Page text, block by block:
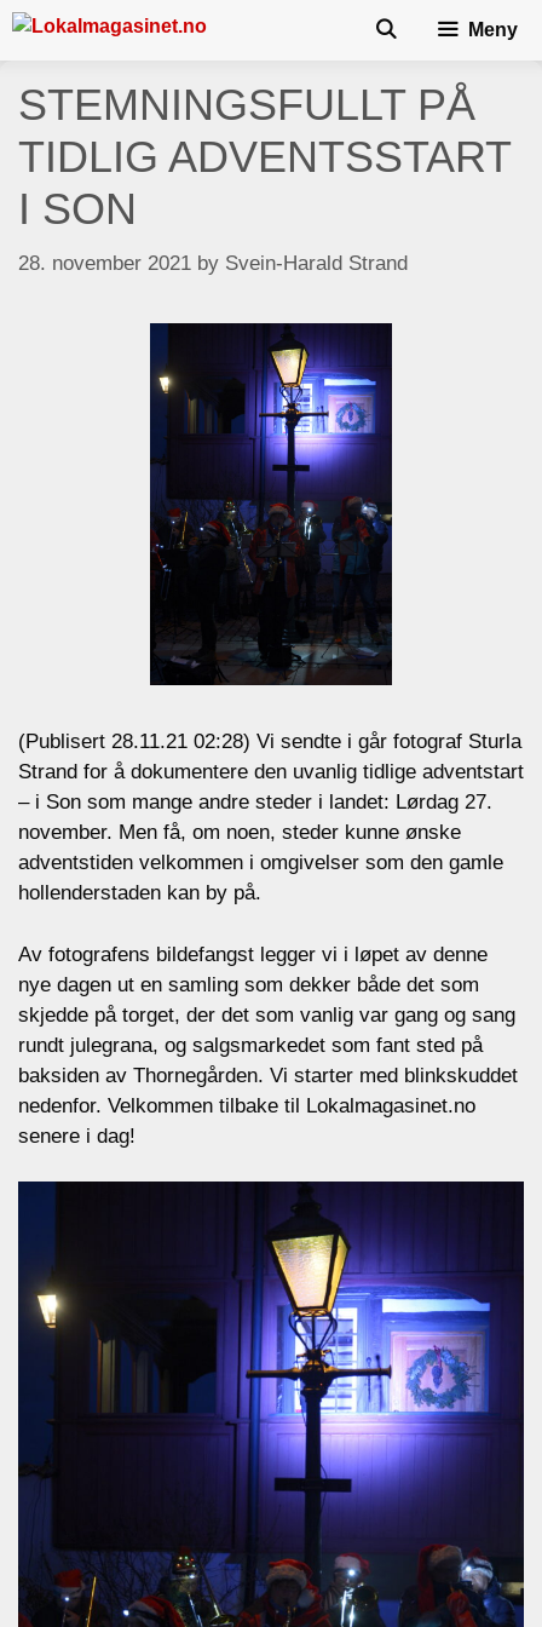
Skip
Meny
STEMNINGSFULLT PÅ
TIDLIG ADVENTSSTART
I SON
28. november 2021 by Svein-Harald Strand
(Publisert 28.11.21 02:28) Vi sendte i går fotograf Sturla
Strand for å dokumentere den uvanlig tidlige adventstart
– i Son som mange andre steder i landet: Lørdag 27.
november. Men få, om noen, steder kunne ønske
adventstiden velkommen i omgivelser som den gamle
hollenderstaden kan by på.
Av fotografens bildefangst legger vi i løpet av denne
nye dagen ut en samling som dekker både det som
skjedde på torget, der det som vanlig var gang og sang
rundt julegrana, og salgsmarkedet som fant sted på
baksiden av Thornegården. Vi starter med blinkskuddet
nedenfor. Velkommen tilbake til Lokalmagasinet.no
senere i dag!